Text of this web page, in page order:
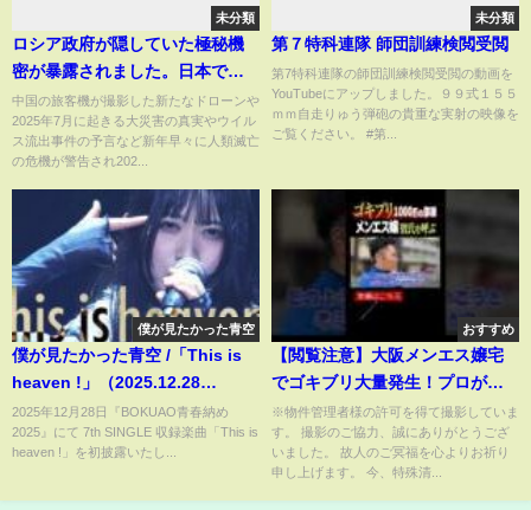
未分類
ロシア政府が隠していた極秘機
密が暴露されました。日本では
報道されない史上最鮮明な衝撃
映像と2025年発見された米国も
驚愕の謎のUFO、ついに判明し
源の証拠【都市伝説】
中国の旅客機が撮影した新たなドローンや
2025年7月に起きる大災害の真実やウイル
ス流出事件の予言など新年早々に人類滅亡
の危機が警告され202...
未分類
第７特科連隊 師団訓練検閲受閲
第7特科連隊の師団訓練検閲受閲の動画を
YouTubeにアップしました。９９式１５５
ｍｍ自走りゅう弾砲の貴重な実射の映像を
ご覧ください。 #第...
僕が見たかった青空
僕が見たかった青空 /「This is
heaven !」（2025.12.28
BOKUAO青春納め2025）
2025年12月28日『BOKUAO青春納め
2025』にて 7th SINGLE 収録楽曲「This is
heaven !」を初披露いたし...
おすすめ
【閲覧注意】大阪メンエス嬢宅
でゴキブリ大量発生！プロが限
界!? 絶叫した衝撃現場｜ゴミ屋
敷清掃 #ゴミ屋敷 #ゴキブリ #
片付けられない
※物件管理者様の許可を得て撮影していま
す。 撮影のご協力、誠にありがとうござ
いました。 故人のご冥福を心よりお祈り
申し上げます。 今、特殊清...